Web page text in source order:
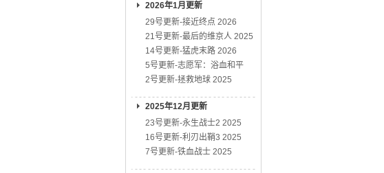
2026年1月更新
29号更新-接近终点 2026
21号更新-最后的维京人 2025
14号更新-猛虎末路 2026
5号更新-志愿军：浴血和平
2号更新-拯救地球 2025
2025年12月更新
23号更新-永生战士2 2025
16号更新-利刃出鞘3 2025
7号更新-铁血战士 2025